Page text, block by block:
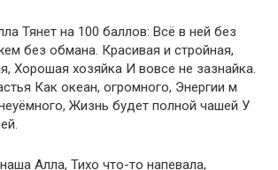
Тянет на 100 баллов: Всё в ней без
без обмана. Красивая и стройная,
Хорошая хозяйка И вовсе не зазнайка.
Как океан, огромного, Энергии м
Жизнь будет полной чашей У
Алла, Тихо что-то напевала,